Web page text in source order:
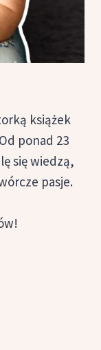
książek
ponad 23
się wiedzą,
pasje.